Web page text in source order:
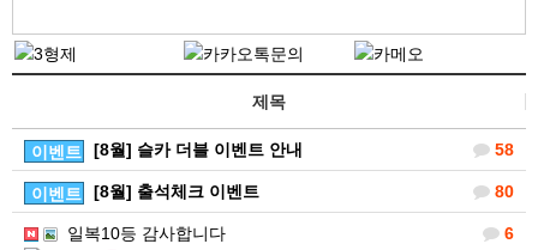
제목
58
이벤트 [8월] 슬카 더블 이벤트 안내
80
이벤트 [8월] 출석체크 이벤트
6
일복10등 감사합니다